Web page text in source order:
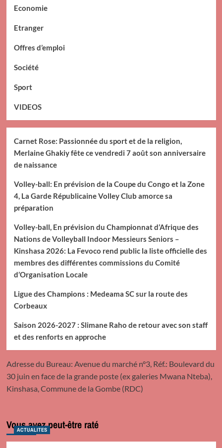
Economie
Etranger
Offres d’emploi
Société
Sport
VIDEOS
Carnet Rose: Passionnée du sport et de la religion,
Merlaine Ghakiy fête ce vendredi 7 août son anniversaire
de naissance
Volley-ball: En prévision de la Coupe du Congo et la Zone
4, La Garde Républicaine Volley Club amorce sa
préparation
Volley-ball, En prévision du Championnat d’Afrique des
Nations de Volleyball Indoor Messieurs Seniors –
Kinshasa 2026: La Fevoco rend public la liste officielle des
membres des différentes commissions du Comité
d’Organisation Locale
Ligue des Champions : Medeama SC sur la route des
Corbeaux
Saison 2026-2027 : Slimane Raho de retour avec son staff
et des renforts en approche
Adresse du Bureau: Avenue du marché n°3, Réf.: Boulevard du
30 juin en face de la grande poste (ex galeries Mwana Nteba),
Kinshasa, Commune de la Gombe (RDC)
Vous avez peut-être raté
ACTUALITES